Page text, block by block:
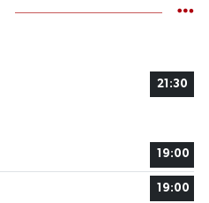
21:30
19:00
19:00